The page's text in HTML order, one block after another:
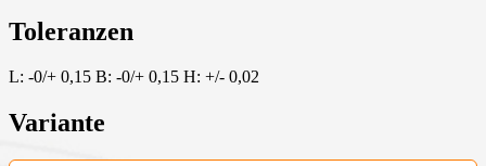
Toleranzen
L: -0/+ 0,15 B: -0/+ 0,15 H: +/- 0,02
Variante